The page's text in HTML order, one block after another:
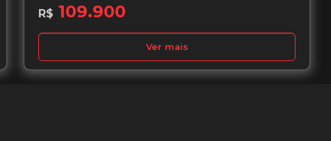
R$ 109.900
Ver mais